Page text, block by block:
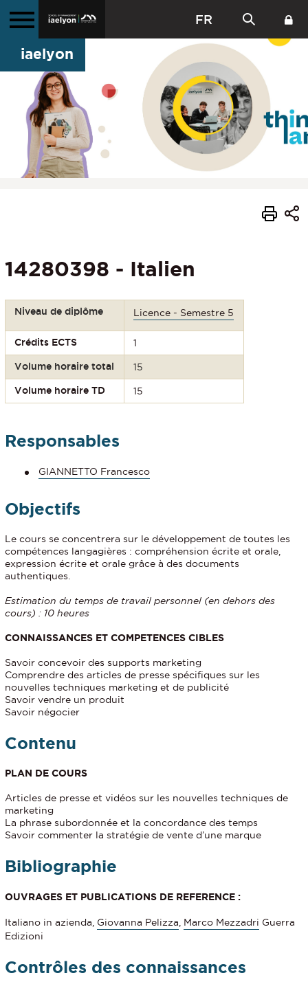
FR
iaelyon
14280398 - Italien
Niveau de diplôme Licence - Semestre 5
Crédits ECTS 1
Volume horaire total 15
Volume horaire TD 15
Responsables
GIANNETTO Francesco
Objectifs
Le cours se concentrera sur le développement de toutes les
compétences langagières : compréhension écrite et orale,
expression écrite et orale grâce à des documents
authentiques.
Estimation du temps de travail personnel (en dehors des
cours) : 10 heures
CONNAISSANCES ET COMPETENCES CIBLES
Savoir concevoir des supports marketing
Comprendre des articles de presse spécifiques sur les
nouvelles techniques marketing et de publicité
Savoir vendre un produit
Savoir négocier
Contenu
PLAN DE COURS
Articles de presse et vidéos sur les nouvelles techniques de
marketing
La phrase subordonnée et la concordance des temps
Savoir commenter la stratégie de vente d’une marque
Bibliographie
OUVRAGES ET PUBLICATIONS DE REFERENCE :
Italiano in azienda, Giovanna Pelizza Marco Mezzadri Guerra
Edizioni
Contrôles des connaissances